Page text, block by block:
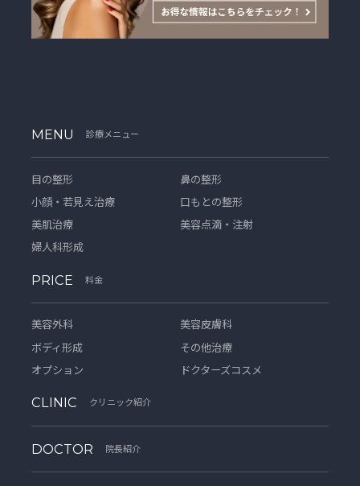
MENU 診療メニュー
目の整形
鼻の整形
小顔・若見え治療
口もとの整形
美肌治療
美容点滴・注射
婦人科形成
PRICE 料金
美容外科
美容皮膚科
ボディ形成
その他治療
オプション
ドクターズコスメ
CLINIC クリニック紹介
DOCTOR 院長紹介